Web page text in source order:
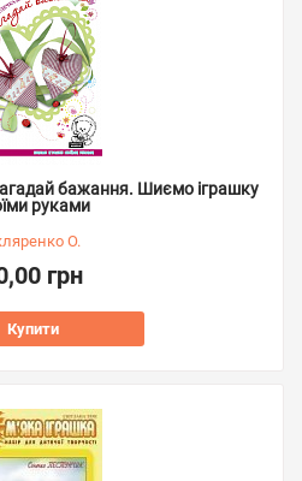
бажання. Шиємо іграшку
руками
О.
грн
Купити